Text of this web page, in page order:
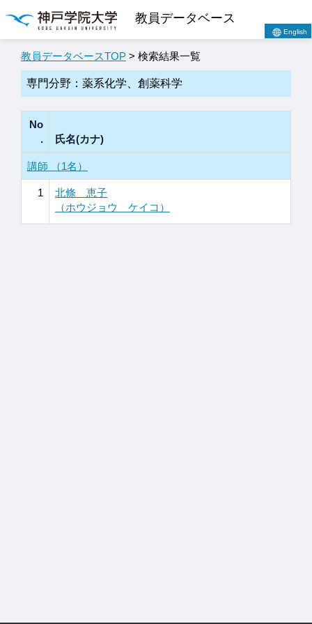
教員データベース
English
教員データベースTOP > 検索結果一覧
専門分野：薬系化学、創薬科学
No
.
氏名(カナ)
講師 （1名）
1
北條 恵子
（ホウジョウ ケイコ）